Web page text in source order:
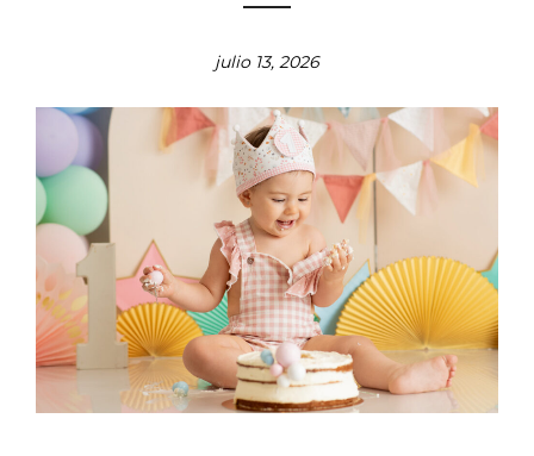
julio 13, 2026